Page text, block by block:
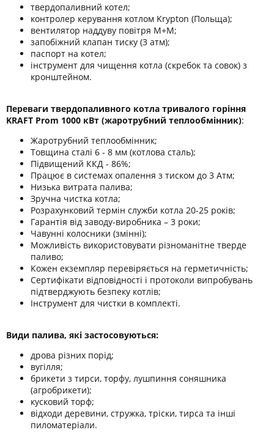
твердопаливний котел;
контролер керування котлом Krypton (Польща);
вентилятор наддуву повітря М+М;
запобіжний клапан тиску (3 атм);
паспорт на котел;
інструмент для чищення котла (скребок та совок) з
кронштейном.
Переваги твердопаливного котла тривалого горіння
KRAFT Prom 1000 кВт (жаротрубний теплообмінник):
Жаротрубний теплообмінник;
Товщина сталі 6 - 8 мм (котлова сталь);
Підвищений ККД - 86%;
Працює в системах опалення з тиском до 3 Атм;
Низька витрата палива;
Зручна чистка котла;
Розрахунковий термін служби котла 20-25 років;
Гарантія від заводу-виробника – 3 роки;
Чавунні колосники (змінні);
Можливість використовувати різноманітне тверде
паливо;
Кожен екземпляр перевіряється на герметичність;
Сертифікати відповідності і протоколи випробувань
підтверджують безпеку котлів;
Інструмент для чистки в комплекті.
Види палива, які застосовуються:
дрова різних порід;
вугілля;
брикети з тирси, торфу, лушпиння соняшника
(агробрикети);
кусковий торф;
відходи деревини, стружка, тріски, тирса та інші
пиломатеріали.